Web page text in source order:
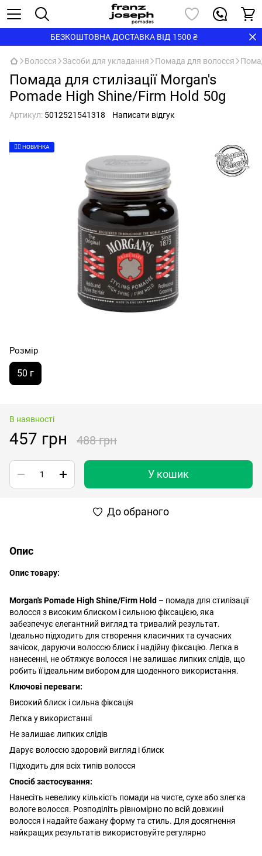
БЕЗКОШТОВНА ДОСТАВКА ВІД 1500 ₴
Волосся Засоби для укладання Помада для волосся
Помада для стилізації Morgan's
Pomade High Shine/Firm Hold 50g
Артикул: 5012521541318 Написати відгук
👉🏻 НОВИНКА
Розмір
50 г
В наявності
457 грн 488 грн
У кошик
До обраного
Опис
Опис товару:
Morgan's Pomade High Shine/Firm Hold – помада для стилізації
волосся з високим блиском і сильною фіксацією, яка
забезпечує елегантний вигляд та тривалий результат.
Ідеально підходить для створення класичних та сучасних
зачісок, даруючи волоссю блиск і надійну фіксацію. Легка в
нанесенні, не обтяжує волосся і не залишає липких слідів, що
робить її ідеальним вибором для щоденного використання.
Ключові переваги:
Високий блиск і сильна фіксація
Легка у використанні
Не залишає липких слідів
Дарує волоссю здоровий вигляд і блиск
Підходить для всіх типів волосся
Спосіб застосування:
Нанесіть невелику кількість помади на чисте, сухе або злегка
вологе волосся. Розподіліть рівномірно по всій довжині
волосся і надайте бажану форму та стиль. Для досягнення
найкращих результатів використовуйте регулярно